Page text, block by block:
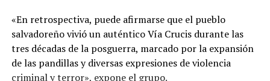
«En retrospectiva, puede afirmarse que el pueblo
salvadoreño vivió un auténtico Vía Crucis durante las
tres décadas de la posguerra, marcado por la expansión
de las pandillas y diversas expresiones de violencia
criminal y terror», expone el grupo.